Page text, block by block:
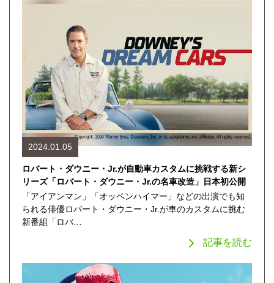
2024.01.05
ロバート・ダウニー・Jr.が自動車カスタムに挑戦する新シ
リーズ「ロバート・ダウニー・Jr.の名車改造」日本初公開
「アイアンマン」「オッペンハイマー」などの出演でも知
られる俳優ロバート・ダウニー・Jr.が車のカスタムに挑む
新番組「ロバ…
記事を読む